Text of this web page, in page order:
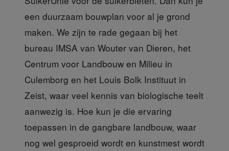
een duurzaam bouwplan voor al je grond
maken. We zijn te rade gegaan bij het
bureau IMSA van Wouter van Dieren, het
Centrum voor Landbouw en Milieu in
Culemborg en het Louis Bolk Instituut in
Zeist, waar veel kennis van biologische teelt
aanwezig is. Hoe kun je die ervaring
toepassen in de gangbare landbouw, waar
nog wel gesproeid wordt en kunstmest wordt